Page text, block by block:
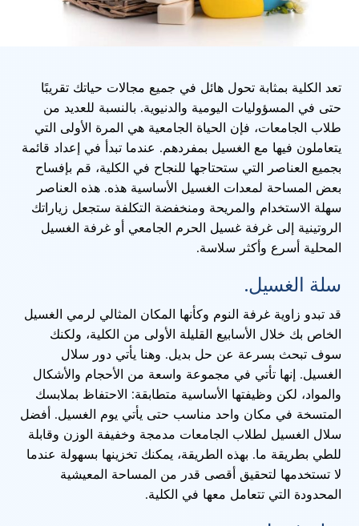
تعد الكلية بمثابة تحول هائل في جميع مجالات حياتك تقريبًا
حتى في المسؤوليات اليومية والدنيوية. بالنسبة للعديد من
طلاب الجامعات، فإن الحياة الجامعية هي المرة الأولى التي
يتعاملون فيها مع الغسيل بمفردهم. عندما تبدأ في إعداد قائمة
بجميع العناصر التي ستحتاجها للنجاح في الكلية، قم بإفساح
بعض المساحة لمعدات الغسيل الأساسية هذه. هذه العناصر
سهلة الاستخدام والمريحة ومنخفضة التكلفة ستجعل زياراتك
الروتينية إلى غرفة غسيل الحرم الجامعي أو غرفة الغسيل
المحلية أسرع وأكثر سلاسة.
سلة الغسيل.
قد تبدو زاوية غرفة النوم وكأنها المكان المثالي لرمي الغسيل
الخاص بك خلال الأسابيع القليلة الأولى من الكلية، ولكنك
سوف تبحث بسرعة عن حل بديل. وهنا يأتي دور سلال
الغسيل. إنها تأتي في مجموعة واسعة من الأحجام والأشكال
والمواد، لكن وظيفتها الأساسية متطابقة: الاحتفاظ بملابسك
المتسخة في مكان واحد مناسب حتى يأتي يوم الغسيل. أفضل
سلال الغسيل لطلاب الجامعات مدمجة وخفيفة الوزن وقابلة
للطي بطريقة ما. بهذه الطريقة، يمكنك تخزينها بسهولة عندما
لا تستخدمها لتحقيق أقصى قدر من المساحة المعيشية
المحدودة التي تتعامل معها في الكلية.